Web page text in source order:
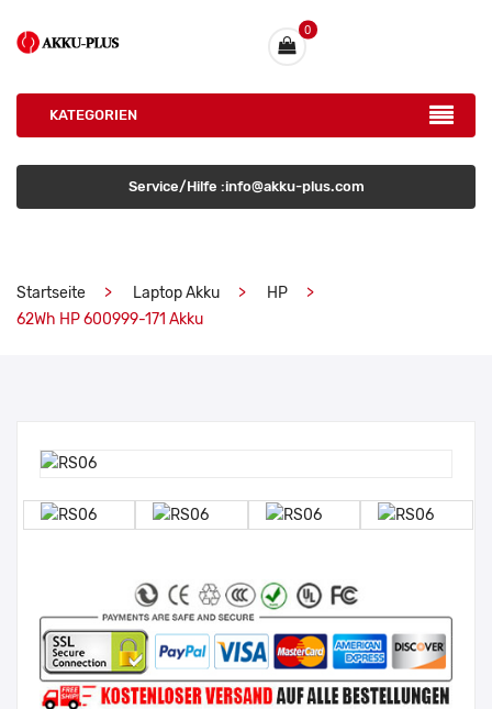
0
KATEGORIEN
Service/Hilfe :info@akku-plus.com
Startseite Laptop Akku
HP
62Wh HP 600999-171 Akku